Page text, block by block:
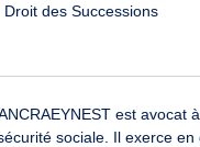
des Successions
est avocat
sociale. Il exerce